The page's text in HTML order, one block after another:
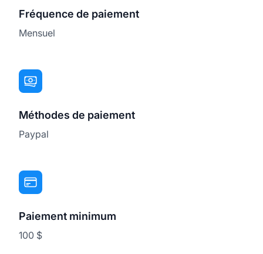
Fréquence de paiement
Mensuel
Méthodes de paiement
Paypal
Paiement minimum
100 $